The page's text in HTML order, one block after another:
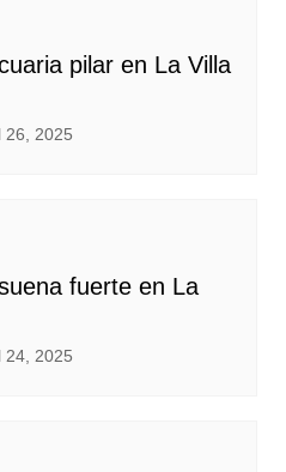
pilar en La Villa
26, 2025
fuerte en La
24, 2025